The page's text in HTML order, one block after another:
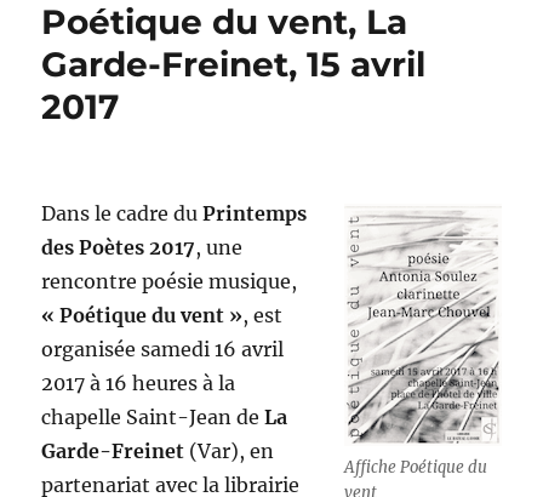
Poétique du vent, La
Garde-Freinet, 15 avril
2017
Affiche Poétique du
vent
Dans le cadre duPrintemps
des Poètes 2017, une
rencontre poésie musique,
« Poétique du vent », est
organisée samedi 16 avril
2017 à 16 heures à la
chapelle Saint-Jean deLa
Garde-Freinet (Var), en
partenariat avec la librairie